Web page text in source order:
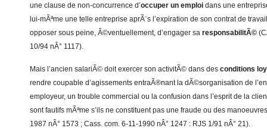
une clause de non-concurrence d’occuper un emploi dans une
lui-mÃªme une telle entreprise aprÃ¨s l’expiration de son contrat de
opposer sous peine, Ã©ventuellement, d’engager sa responsabilitÃ©
10/94 nÂ° 1117).
Mais l’ancien salariÃ© doit exercer son activitÃ© dans des conditions
rendre coupable d’agissements entraÃ®nant la dÃ©sorganisation de
employeur, un trouble commercial ou la confusion dans l’esprit de la
sont fautifs mÃªme s’ils ne constituent pas une fraude ou des
1987 nÂ° 1573 ; Cass. com. 6-11-1990 nÂ° 1247 : RJS 1/91 nÂ° 21).